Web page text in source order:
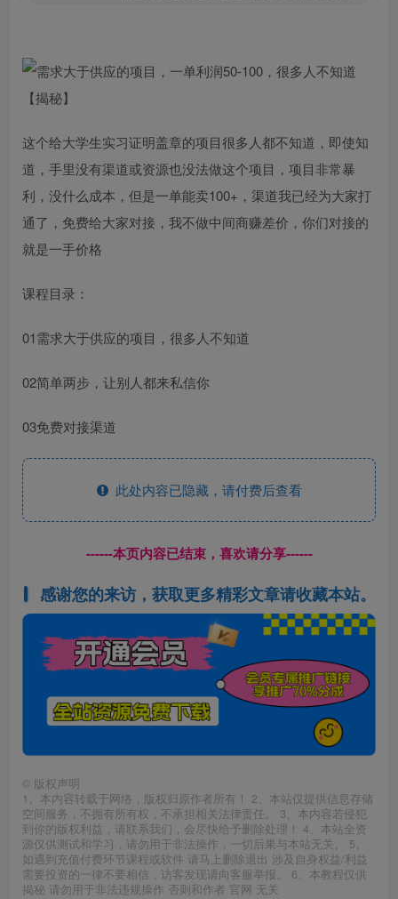
这个给大学生实习证明盖章的项目很多人都不知道，即使知
道，手里没有渠道或资源也没法做这个项目，项目非常暴
利，没什么成本，但是一单能卖100+，渠道我已经为大家打
通了，免费给大家对接，我不做中间商赚差价，你们对接的
就是一手价格
课程目录：
01需求大于供应的项目，很多人不知道
02简单两步，让别人都来私信你
03免费对接渠道
此处内容已隐藏，请付费后查看
------本页内容已结束，喜欢请分享------
感谢您的来访，获取更多精彩文章请收藏本站。
© 版权声明
1、本内容转载于网络，版权归原作者所有！ 2、本站仅提供信息存储
空间服务，不拥有所有权，不承担相关法律责任。 3、本内容若侵犯
到你的版权利益，请联系我们，会尽快给予删除处理！ 4、本站全资
源仅供测试和学习，请勿用于非法操作，一切后果与本站无关。 5、
如遇到充值付费环节课程或软件 请马上删除退出 涉及自身权益/利益
需要投资的一律不要相信，访客发现请向客服举报。 6、本教程仅供
揭秘 请勿用于非法违规操作 否则和作者 官网 无关